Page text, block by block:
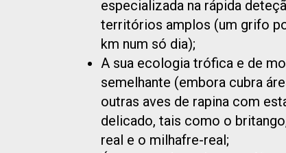
especializada na rápida
territórios amplos (um grifo
km num só dia);
A sua ecologia trófica e de
semelhante (embora cubra
outras aves de rapina com
delicado, tais como o
real e o milhafre-real;